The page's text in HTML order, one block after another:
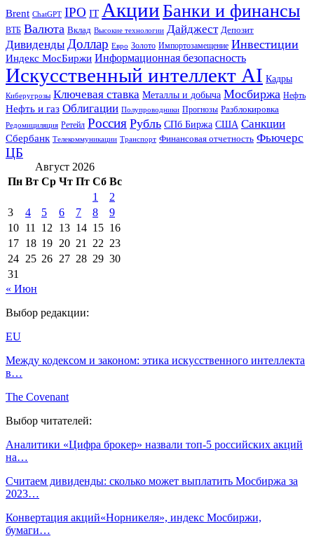
Brent ChatGPT IPO IT АкцииБанки и финансы
ВТБ Валюта Вклад Высокие технологии Дайджест Депозит
Дивиденды Доллар Евро Золото Импортозамещение Инвестиции
Индекс МосБиржи Информационная безопасность
Искусственный интеллект AI Кадры
Киберугрозы Ключевая ставка Металлы и добыча Мосбиржа Нефть
Нефть и газ Облигации Полупроводники Прогнозы Разблокировка
Редомициляция Ретейл Россия Рубль СПб Биржа США Санкции
Сбербанк Телекоммуникации Транспорт Финансовая отчетность Фьючерс
ЦБ
Август 2026
Пн Вт Ср Чт Пт Сб Вс
1
2
3
4 5 6 7 8
9
10 11 12 13 14 15 16
17 18 19 20 21 22 23
24 25 26 27 28 29 30
31
« Июн
Выбор редакции:
EU
Между кодексом и законом: этика искусственного интеллекта
в…
The Covenant
Выбор читателей:
Аналитики «Цифра брокер» назвали топ-5 российских акций
на…
Считаем дивиденды: сколько может выплатить Мосбиржа за
2023…
Конвертация акций«Норникеля», индекс Мосбиржи,
бумаги…